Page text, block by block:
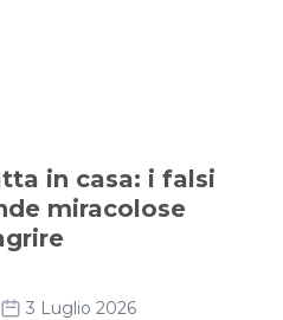
in casa: i falsi
miracolose
3 Luglio 2026